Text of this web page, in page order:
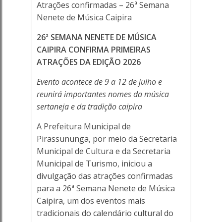
Ferreira
Online
Atrações confirmadas – 26ª Semana
Nenete de Música Caipira
26ª SEMANA NENETE DE MÚSICA
CAIPIRA CONFIRMA PRIMEIRAS
ATRAÇÕES DA EDIÇÃO 2026
Evento acontece de 9 a 12 de julho e
reunirá importantes nomes da música
sertaneja e da tradição caipira
A Prefeitura Municipal de
Pirassununga, por meio da Secretaria
Municipal de Cultura e da Secretaria
Municipal de Turismo, iniciou a
divulgação das atrações confirmadas
para a 26ª Semana Nenete de Música
Caipira, um dos eventos mais
tradicionais do calendário cultural do